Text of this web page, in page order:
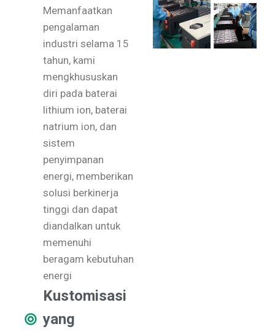
Memanfaatkan
pengalaman
industri selama 15
tahun, kami
mengkhususkan
diri pada baterai
lithium ion, baterai
natrium ion, dan
sistem
penyimpanan
energi, memberikan
solusi berkinerja
tinggi dan dapat
diandalkan untuk
memenuhi
beragam kebutuhan
energi
Kustomisasi
yang